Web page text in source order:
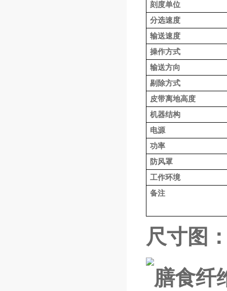
刻度单位
分选速度
输送速度
操作方式
输送方向
剔除方式
皮带离地高度
机器结构
电源
功率
防风罩
工作环境
备注
尺寸图